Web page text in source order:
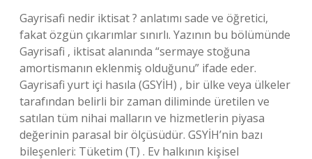
Gayrisafi nedir iktisat ? anlatımı sade ve öğretici,
fakat özgün çıkarımlar sınırlı. Yazının bu bölümünde
Gayrisafi , iktisat alanında “sermaye stoğuna
amortismanın eklenmiş olduğunu” ifade eder.
Gayrisafi yurt içi hasıla (GSYİH) , bir ülke veya ülkeler
tarafından belirli bir zaman diliminde üretilen ve
satılan tüm nihai malların ve hizmetlerin piyasa
değerinin parasal bir ölçüsüdür. GSYİH’nin bazı
bileşenleri: Tüketim (T) . Ev halkının kişisel